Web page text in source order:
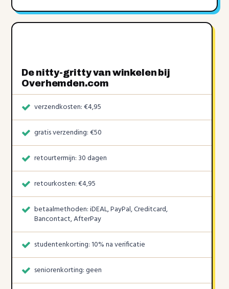
De nitty-gritty van winkelen bij
Overhemden.com
verzendkosten: €4,95
gratis verzending: €50
retourtermijn: 30 dagen
retourkosten: €4,95
betaalmethoden: iDEAL, PayPal, Creditcard,
Bancontact, AfterPay
studentenkorting: 10% na verificatie
seniorenkorting: geen